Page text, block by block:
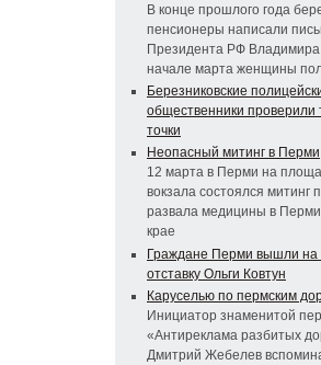
В конце прошлого года
пенсионеры написали
Президента РФ
начале марта женщины
Березниковские
общественники проверили
точки
Неопасный митинг в Перми
12 марта в Перми на
вокзала состоялся митинг
развала медицины в
крае
Граждане Перми вышли на
отставку Ольги Ковтун
Каруселью по пермским
Инициатор знаменитой
«Антиреклама разбитых
Дмитрий Жебелев